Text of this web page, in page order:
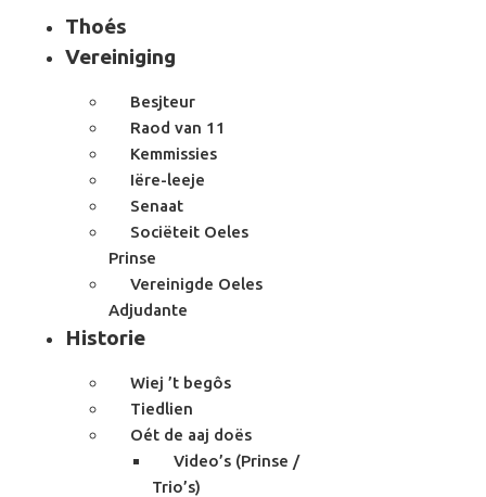
Thoés
Vereiniging
Besjteur
Raod van 11
Kemmissies
Iëre-leeje
Senaat
Sociëteit Oeles
Prinse
Vereinigde Oeles
Adjudante
Historie
Wiej ’t begôs
Tiedlien
Oét de aaj doës
Video’s (Prinse /
Trio’s)